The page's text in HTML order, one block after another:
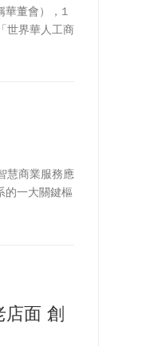
華董會），1
世界華人工商
慧商業服務應
的一大關鍵樞
面 創